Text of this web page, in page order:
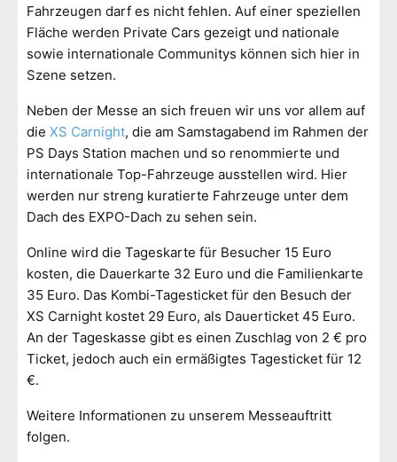
Fahrzeugen darf es nicht fehlen. Auf einer speziellen
Fläche werden Private Cars gezeigt und nationale
sowie internationale Communitys können sich hier in
Szene setzen.
Neben der Messe an sich freuen wir uns vor allem auf
die XS Carnight, die am Samstagabend im Rahmen der
PS Days Station machen und so renommierte und
internationale Top-Fahrzeuge ausstellen wird. Hier
werden nur streng kuratierte Fahrzeuge unter dem
Dach des EXPO-Dach zu sehen sein.
Online wird die Tageskarte für Besucher 15 Euro
kosten, die Dauerkarte 32 Euro und die Familienkarte
35 Euro. Das Kombi-Tagesticket für den Besuch der
XS Carnight kostet 29 Euro, als Dauerticket 45 Euro.
An der Tageskasse gibt es einen Zuschlag von 2 € pro
Ticket, jedoch auch ein ermäßigtes Tagesticket für 12
€.
Weitere Informationen zu unserem Messeauftritt
folgen.